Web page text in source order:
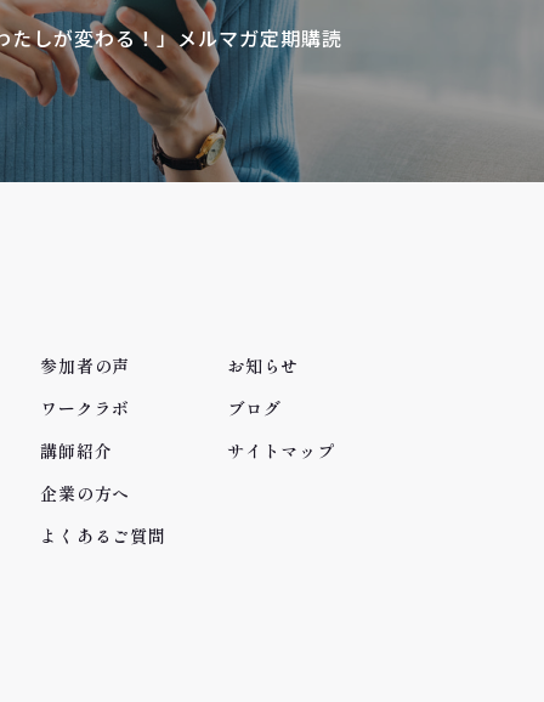
たしが変わる！」メルマガ定期購読
参加者の声
ワークラボ
講師紹介
企業の方へ
よくあるご質問
お知らせ
ブログ
サイトマップ